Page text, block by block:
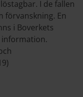
I de fallen
förvanskning. En
i Boverkets